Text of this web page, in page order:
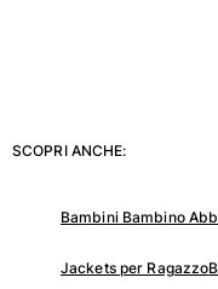
SCOPRI ANCHE:
Bambini Bambino
Jackets per Ragazzo